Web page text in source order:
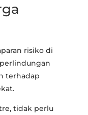
risiko di
terhadap
tidak perlu